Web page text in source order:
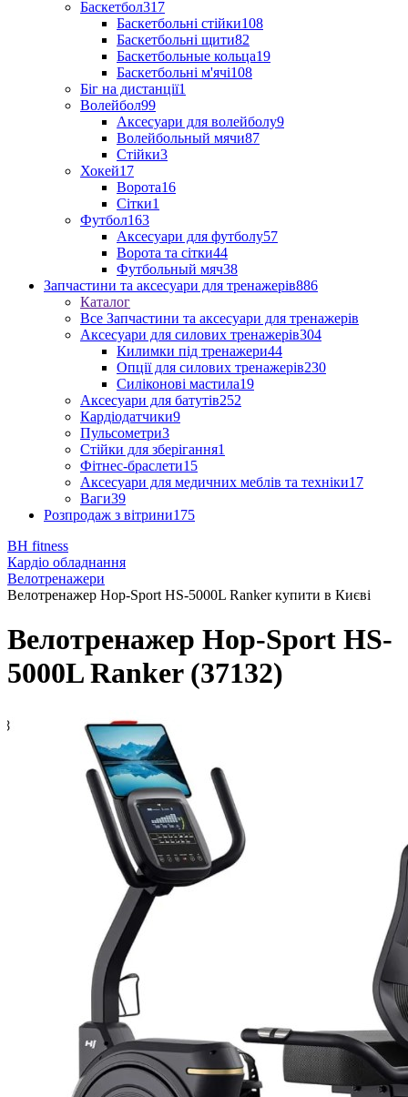
Баскетбол317
Баскетбольні стійки108
Баскетбольні щити82
Баскетбольные кольца19
Баскетбольні м'ячі108
Біг на дистанції1
Волейбол99
Аксесуари для волейболу9
Волейбольный мячи87
Стійки3
Хокей17
Ворота16
Сітки1
Футбол163
Аксесуари для футболу57
Ворота та сітки44
Футбольный мяч38
Запчастини та аксесуари для тренажерів886
Каталог
Все Запчастини та аксесуари для тренажерів
Аксесуари для силових тренажерів304
Килимки під тренажери44
Опції для силових тренажерів230
Силіконові мастила19
Аксесуари для батутів252
Кардіодатчики9
Пульсометри3
Стійки для зберігання1
Фітнес-браслети15
Аксесуари для медичних меблів та техніки17
Ваги39
Розпродаж з вітрини175
BH fitness
Кардіо обладнання
Велотренажери
Велотренажер Hop-Sport HS-5000L Ranker купити в Києві
Велотренажер Hop-Sport HS-
5000L Ranker (37132)